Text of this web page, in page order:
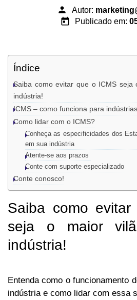
person Autor:
today Publicado em:
Índice
Saiba como evitar que o ICMS seja
indústria!
ICMS – como funciona para
Como lidar com o ICMS?
Conheça as especificidades dos
em sua indústria
Atente-se aos prazos
Conte com suporte especializado
Conte conosco!
Saiba como
seja o maior
indústria!
Entenda como o funcionamento
indústria e como lidar com essa